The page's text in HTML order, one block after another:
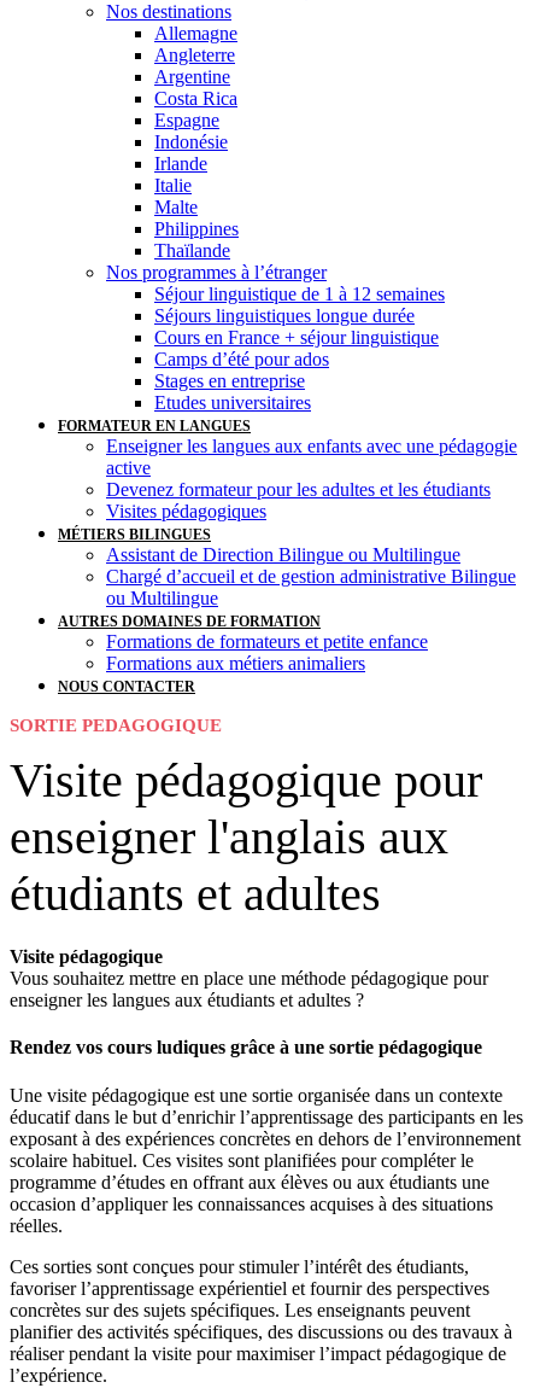
Nos destinations
Allemagne
Angleterre
Argentine
Costa Rica
Espagne
Indonésie
Irlande
Italie
Malte
Philippines
Thaïlande
Nos programmes à l’étranger
Séjour linguistique de 1 à 12 semaines
Séjours linguistiques longue durée
Cours en France + séjour linguistique
Camps d’été pour ados
Stages en entreprise
Etudes universitaires
FORMATEUR EN LANGUES
Enseigner les langues aux enfants avec une pédagogie
active
Devenez formateur pour les adultes et les étudiants
Visites pédagogiques
MÉTIERS BILINGUES
Assistant de Direction Bilingue ou Multilingue
Chargé d’accueil et de gestion administrative Bilingue
ou Multilingue
AUTRES DOMAINES DE FORMATION
Formations de formateurs et petite enfance
Formations aux métiers animaliers
NOUS CONTACTER
SORTIE PEDAGOGIQUE
Visite pédagogique pour
enseigner l'anglais aux
étudiants et adultes
Visite pédagogique
Vous souhaitez mettre en place une méthode pédagogique pour
enseigner les langues aux étudiants et adultes ?
Rendez vos cours ludiques grâce à une sortie pédagogique
Une visite pédagogique est une sortie organisée dans un contexte
éducatif dans le but d’enrichir l’apprentissage des participants en les
exposant à des expériences concrètes en dehors de l’environnement
scolaire habituel. Ces visites sont planifiées pour compléter le
programme d’études en offrant aux élèves ou aux étudiants une
occasion d’appliquer les connaissances acquises à des situations
réelles.
Ces sorties sont conçues pour stimuler l’intérêt des étudiants,
favoriser l’apprentissage expérientiel et fournir des perspectives
concrètes sur des sujets spécifiques. Les enseignants peuvent
planifier des activités spécifiques, des discussions ou des travaux à
réaliser pendant la visite pour maximiser l’impact pédagogique de
l’expérience.